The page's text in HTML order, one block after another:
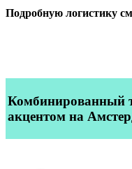
Подробную логистику
Комбинированный
акцентом на